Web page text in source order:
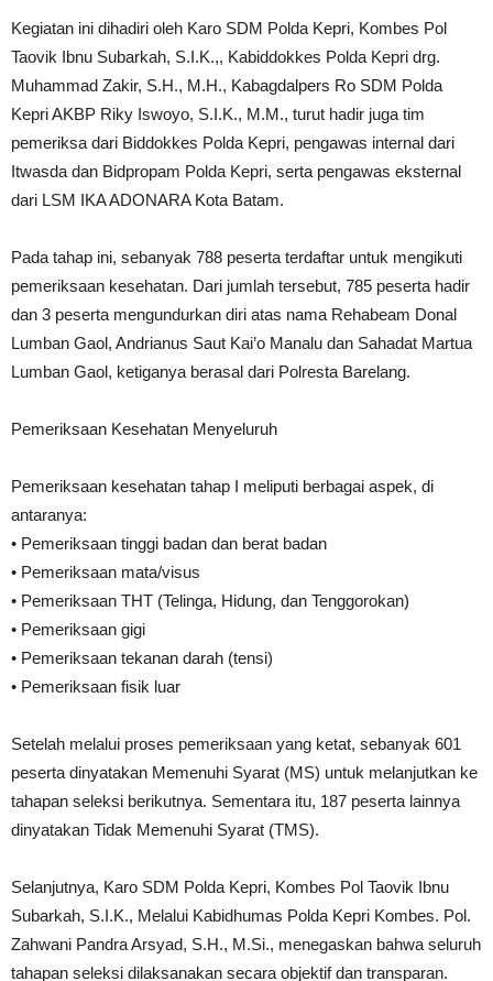
Kegiatan ini dihadiri oleh Karo SDM Polda Kepri, Kombes Pol
Taovik Ibnu Subarkah, S.I.K.,, Kabiddokkes Polda Kepri drg.
Muhammad Zakir, S.H., M.H., Kabagdalpers Ro SDM Polda
Kepri AKBP Riky Iswoyo, S.I.K., M.M., turut hadir juga tim
pemeriksa dari Biddokkes Polda Kepri, pengawas internal dari
Itwasda dan Bidpropam Polda Kepri, serta pengawas eksternal
dari LSM IKA ADONARA Kota Batam.
Pada tahap ini, sebanyak 788 peserta terdaftar untuk mengikuti
pemeriksaan kesehatan. Dari jumlah tersebut, 785 peserta hadir
dan 3 peserta mengundurkan diri atas nama Rehabeam Donal
Lumban Gaol, Andrianus Saut Kai’o Manalu dan Sahadat Martua
Lumban Gaol, ketiganya berasal dari Polresta Barelang.
Pemeriksaan Kesehatan Menyeluruh
Pemeriksaan kesehatan tahap I meliputi berbagai aspek, di
antaranya:
• Pemeriksaan tinggi badan dan berat badan
• Pemeriksaan mata/visus
• Pemeriksaan THT (Telinga, Hidung, dan Tenggorokan)
• Pemeriksaan gigi
• Pemeriksaan tekanan darah (tensi)
• Pemeriksaan fisik luar
Setelah melalui proses pemeriksaan yang ketat, sebanyak 601
peserta dinyatakan Memenuhi Syarat (MS) untuk melanjutkan ke
tahapan seleksi berikutnya. Sementara itu, 187 peserta lainnya
dinyatakan Tidak Memenuhi Syarat (TMS).
Selanjutnya, Karo SDM Polda Kepri, Kombes Pol Taovik Ibnu
Subarkah, S.I.K., Melalui Kabidhumas Polda Kepri Kombes. Pol.
Zahwani Pandra Arsyad, S.H., M.Si., menegaskan bahwa seluruh
tahapan seleksi dilaksanakan secara objektif dan transparan.